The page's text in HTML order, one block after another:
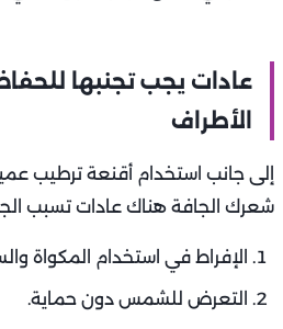
عادات يجب تجنبها
الأطراف
إلى جانب استخدام أقنعة ترطيب
شعرك الجافة هناك عادات تسبب
الإفراط في استخدام المكواة
التعرض للشمس دون حماية.